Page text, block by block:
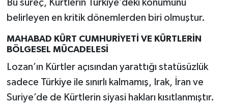
Bu süreç, Kürtlerin Türkiye’deki konumunu
belirleyen en kritik dönemlerden biri olmuştur.
MAHABAD KÜRT CUMHURİYETİ VE KÜRTLERİN
BÖLGESEL MÜCADELESİ
Lozan’ın Kürtler açısından yarattığı statüsüzlük
sadece Türkiye ile sınırlı kalmamış, Irak, İran ve
Suriye’de de Kürtlerin siyasi hakları kısıtlanmıştır.